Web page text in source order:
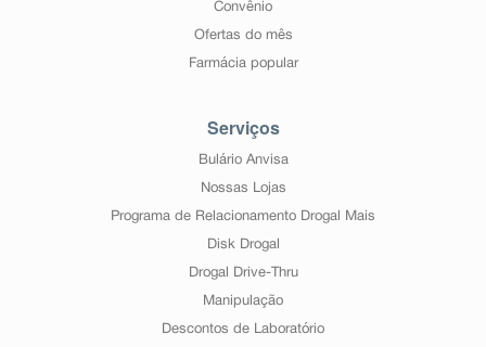
Convênio
Ofertas do mês
Farmácia popular
Serviços
Bulário Anvisa
Nossas Lojas
Programa de Relacionamento Drogal Mais
Disk Drogal
Drogal Drive-Thru
Manipulação
Descontos de Laboratório